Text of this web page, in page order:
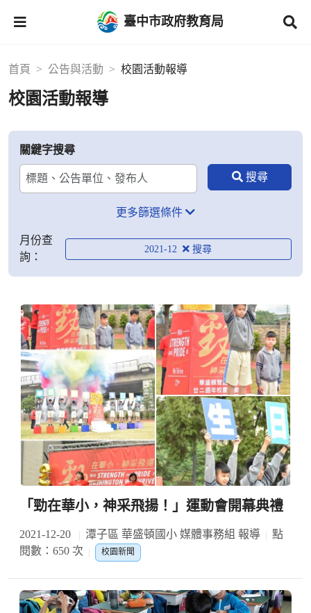
臺中市政府教育局
首頁 公告與活動 校園活動報導
校園活動報導
關鍵字搜尋
更多篩選條件
月份查
詢：
2021-12
「勁在華小，神采飛揚！」運動會開幕典禮
2021-12-20 潭子區 華盛頓國小 媒體事務組 報導
點
閱數：650 次
校園新聞